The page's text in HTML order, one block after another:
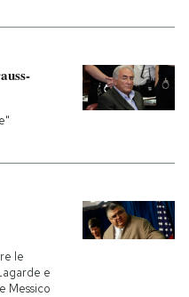
le
e
Messico